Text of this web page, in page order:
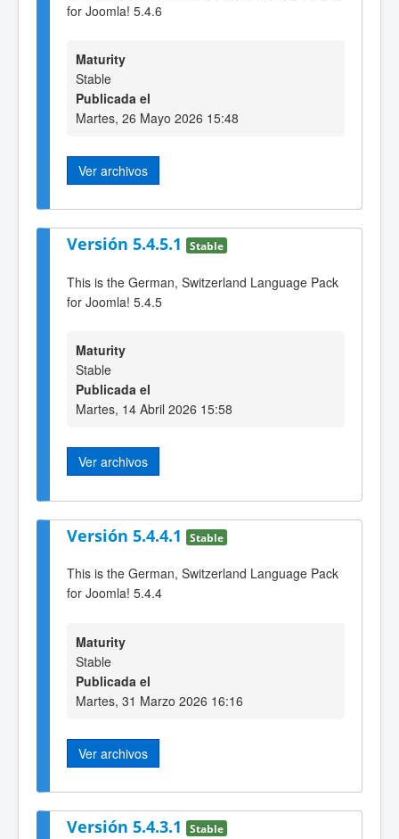
for Joomla! 5.4.6
Maturity
Stable
Publicada el
Martes, 26 Mayo 2026 15:48
Ver archivos
Versión 5.4.5.1 Stable
This is the German, Switzerland Language Pack
for Joomla! 5.4.5
Maturity
Stable
Publicada el
Martes, 14 Abril 2026 15:58
Ver archivos
Versión 5.4.4.1 Stable
This is the German, Switzerland Language Pack
for Joomla! 5.4.4
Maturity
Stable
Publicada el
Martes, 31 Marzo 2026 16:16
Ver archivos
Versión 5.4.3.1 Stable